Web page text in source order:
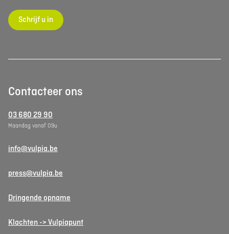
Schrijf u in
Contacteer ons
03 680 29 90
Maandag vanaf 09u
info@vulpia.be
press@vulpia.be
Dringende opname
Klachten -> Vulpiapunt